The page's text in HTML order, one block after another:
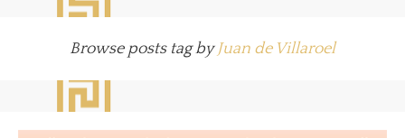
Browse posts tag by Juan de Villaroel